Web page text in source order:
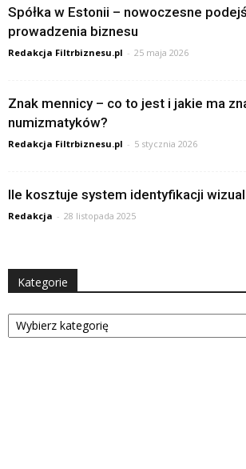
Spółka w Estonii – nowoczesne
prowadzenia biznesu
Redakcja Filtrbiznesu.pl - 25 maja 2026
Znak mennicy – co to jest i jakie ma
numizmatyków?
Redakcja Filtrbiznesu.pl - 5 stycznia 2026
Ile kosztuje system identyfikacji
Redakcja - 28 listopada 2025
Kategorie
Kategorie